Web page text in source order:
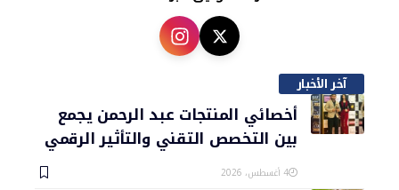
آخر الأخبار
أخصائي المنتجات عبد الرحمن يجمع
بين التخصص التقني والتأثير الرقمي
4 أغسطس، 2026